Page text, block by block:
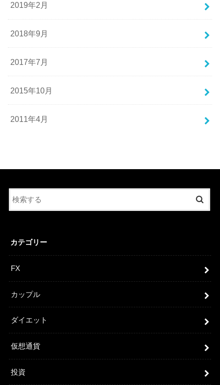
2019年2月
2018年9月
2017年7月
2015年10月
2011年4月
カテゴリー
FX
カップル
ダイエット
仮想通貨
投資